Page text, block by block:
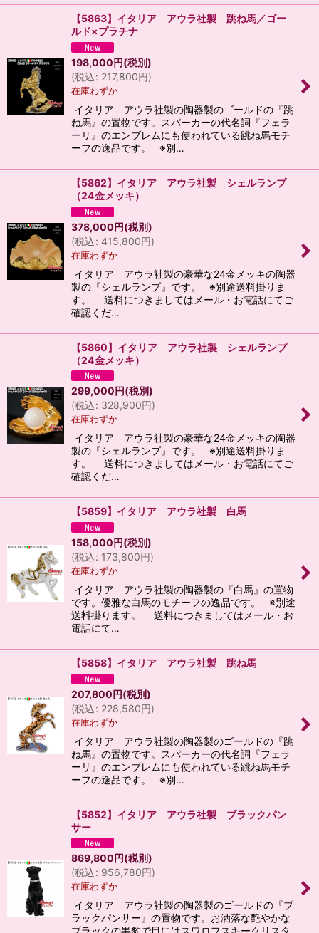
【5863】イタリア アウラ社製 跳ね馬／ゴー
ルド×プラチナ
198,000円(税別)
(税込: 217,800円)
在庫わずか
イタリア アウラ社製の陶器製のゴールドの『跳
ね馬』の置物です。スパーカーの代名詞『フェラ
ーリ』のエンブレムにも使われている跳ね馬モチ
ーフの逸品です。 ※別…
【5862】イタリア アウラ社製 シェルランプ
（24金メッキ）
378,000円(税別)
(税込: 415,800円)
在庫わずか
イタリア アウラ社製の豪華な24金メッキの陶器
製の『シェルランプ』です。 ※別途送料掛りま
す。 送料につきましてはメール・お電話にてご
確認くだ…
【5860】イタリア アウラ社製 シェルランプ
（24金メッキ）
299,000円(税別)
(税込: 328,900円)
在庫わずか
イタリア アウラ社製の豪華な24金メッキの陶器
製の『シェルランプ』です。 ※別途送料掛りま
す。 送料につきましてはメール・お電話にてご
確認くだ…
【5859】イタリア アウラ社製 白馬
158,000円(税別)
(税込: 173,800円)
在庫わずか
イタリア アウラ社製の陶器製の『白馬』の置物
です。優雅な白馬のモチーフの逸品です。 ※別途
送料掛ります。 送料につきましてはメール・お
電話にて…
【5858】イタリア アウラ社製 跳ね馬
207,800円(税別)
(税込: 228,580円)
在庫わずか
イタリア アウラ社製の陶器製のゴールドの『跳
ね馬』の置物です。スパーカーの代名詞『フェラ
ーリ』のエンブレムにも使われている跳ね馬モチ
ーフの逸品です。 ※別…
【5852】イタリア アウラ社製 ブラックパン
サー
869,800円(税別)
(税込: 956,780円)
在庫わずか
イタリア アウラ社製の陶器製のゴールドの『ブ
ラックパンサー』の置物です。お洒落な艶やかな